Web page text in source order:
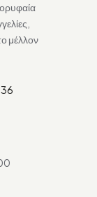
μέλλον